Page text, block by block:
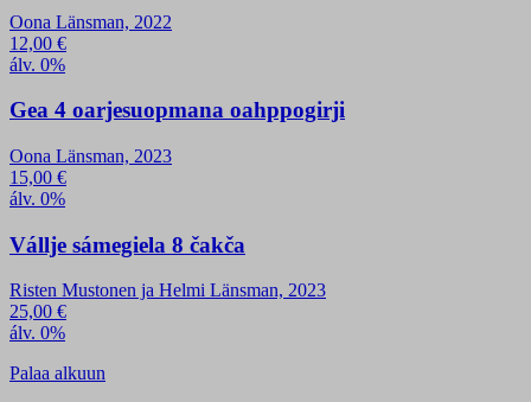
Oona Länsman, 2022
12,00 €
álv. 0%
Gea 4 oarjesuopmana oahppogirji
Oona Länsman, 2023
15,00 €
álv. 0%
Vállje sámegiela 8 čakča
Risten Mustonen ja Helmi Länsman, 2023
25,00 €
álv. 0%
Palaa alkuun